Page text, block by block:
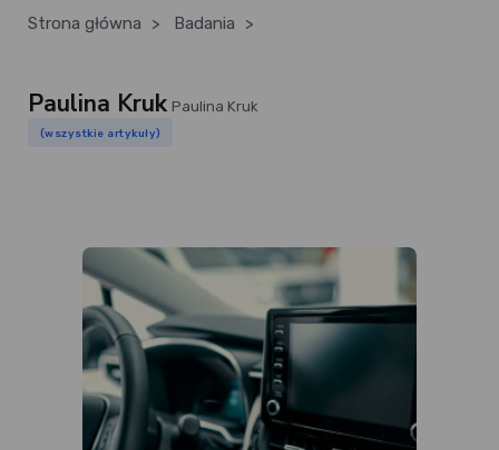
Strona główna > Badania >
Paulina Kruk Paulina Kruk
(wszystkie artykuły)